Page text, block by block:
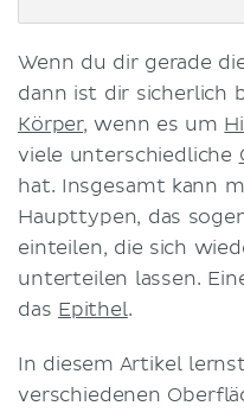
Wenn du dir gerade
dann ist dir sicherlich
Körper, wenn es um
viele unterschiedliche
hat. Insgesamt kann
Haupttypen, das
einteilen, die sich
unterteilen lassen.
das Epithel.
In diesem Artikel
verschiedenen